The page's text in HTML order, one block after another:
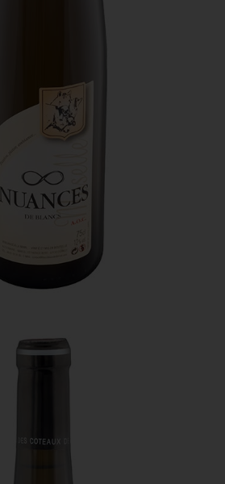
lumineux, d’une teinte or
des fleurs blanches, pêches
ou encore un steak tartare.